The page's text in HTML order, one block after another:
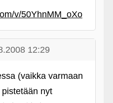
v/50YhnMM_oXo
12:29
(vaikka varmaan
nyt